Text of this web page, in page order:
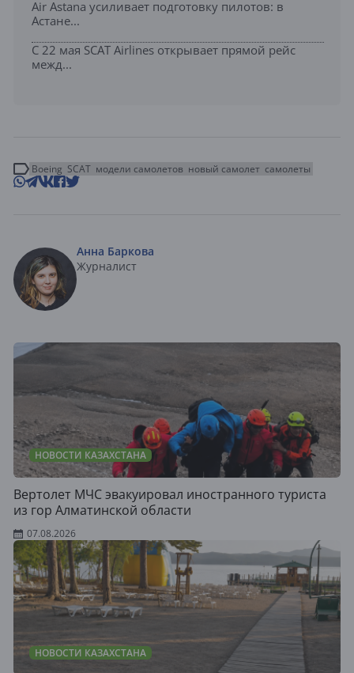
Air Astana усиливает подготовку пилотов: в
Астане...
С 22 мая SCAT Airlines открывает прямой рейс
межд...
Boeing SCAT модели самолетов новый самолет самолеты
Анна Баркова
Журналист
НОВОСТИ КАЗАХСТАНА
Вертолет МЧС эвакуировал иностранного туриста
из гор Алматинской области
07.08.2026
НОВОСТИ КАЗАХСТАНА